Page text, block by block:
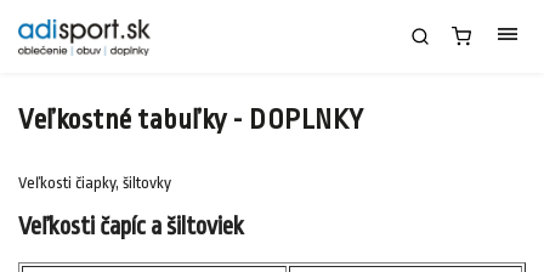
Veľkostné tabuľky - DOPLNKY
Veľkosti čiapky, šiltovky
Veľkosti čapíc a šiltoviek